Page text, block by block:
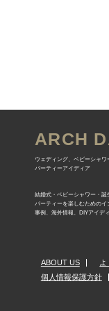
ARCH
ウェディング、ベビーシャワ
パーティーアイディア
結婚式・ベビーシャワー・
パーティーを楽しむためのイ
事例、海外情報、DIYアイデ
ABOUT US
個人情報保護方針